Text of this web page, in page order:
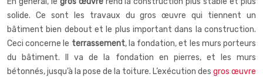
solide. Ce sont les travaux du gros œuvre qui tiennent un
bâtiment bien debout et le plus important dans la construction.
Ceci concerne le terrassement, la fondation, et les murs porteurs
du bâtiment. Il va de la fondation en pierres, et les murs
bétonnés, jusqu’à la pose de la toiture. L’exécution des gros œuvre